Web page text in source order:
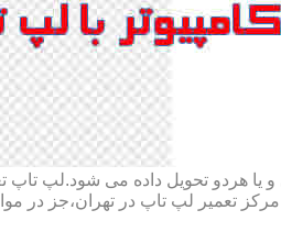
هردو تحویل داده می شود.لپ تاپ
تعمیر لپ تاپ در تهران،جز در